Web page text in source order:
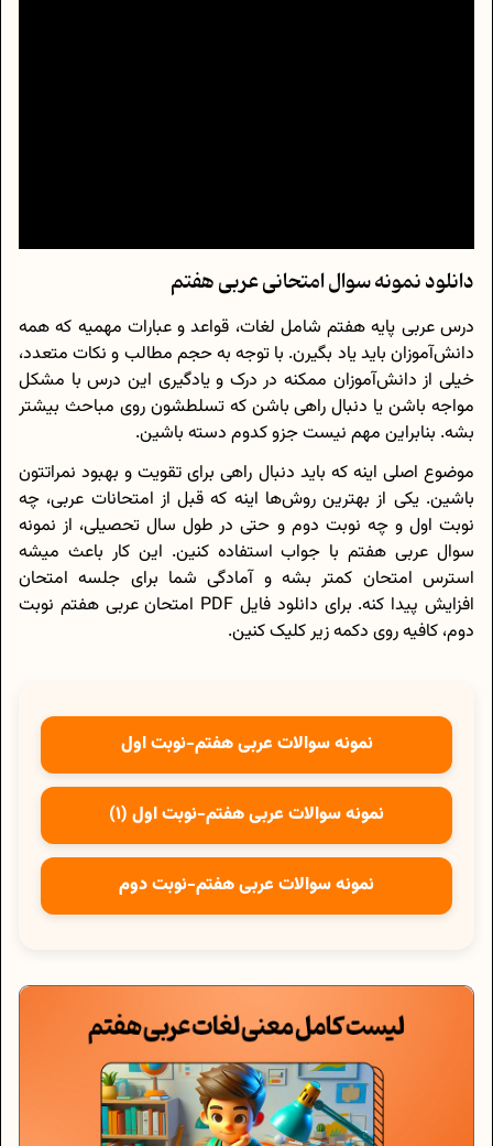
دانلود نمونه سوال امتحانی عربی هفتم
درس عربی پایه هفتم شامل لغات، قواعد و عبارات مهمیه که همه
دانش‌آموزان باید یاد بگیرن. با توجه به حجم مطالب و نکات متعدد،
خیلی از دانش‌آموزان ممکنه در درک و یادگیری این درس با مشکل
مواجه باشن یا دنبال راهی باشن که تسلطشون روی مباحث بیشتر
بشه. بنابراین مهم نیست جزو کدوم دسته باشین.
موضوع اصلی اینه که باید دنبال راهی برای تقویت و بهبود نمراتتون
باشین. یکی از بهترین روش‌ها اینه که قبل از امتحانات عربی، چه
نوبت اول و چه نوبت دوم و حتی در طول سال تحصیلی، از نمونه
سوال عربی هفتم با جواب استفاده کنین. این کار باعث میشه
استرس امتحان کمتر بشه و آمادگی شما برای جلسه امتحان
افزایش پیدا کنه. برای دانلود فایل PDF امتحان عربی هفتم نوبت
دوم، کافیه روی دکمه زیر کلیک کنین.
نمونه سوالات عربی هفتم-نوبت اول
نمونه سوالات عربی هفتم-نوبت اول (1)
نمونه سوالات عربی هفتم-نوبت دوم